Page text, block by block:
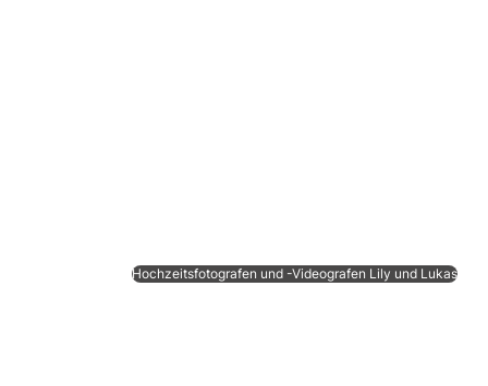
Hochzeitsfotografen und -Videografen Lily und Lukas